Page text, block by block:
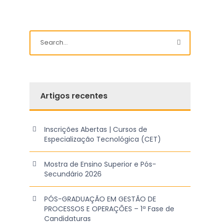
Artigos recentes
Inscrições Abertas | Cursos de
Especialização Tecnológica (CET)
Mostra de Ensino Superior e Pós-
Secundário 2026
PÓS-GRADUAÇÃO EM GESTÃO DE
PROCESSOS E OPERAÇÕES – 1ª Fase de
Candidaturas